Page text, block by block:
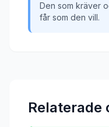
Den som kräver
får som den vill.
Relaterade